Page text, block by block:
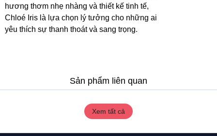
hương thơm nhẹ nhàng và thiết kế tinh tế,
Chloé Iris là lựa chọn lý tưởng cho những ai
yêu thích sự thanh thoát và sang trọng.
Sản phẩm liên quan
Xem tất cả